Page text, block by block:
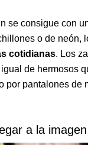
se consigue con
o de neón,
cotidianas. Los
de hermosos
por pantalones
a la